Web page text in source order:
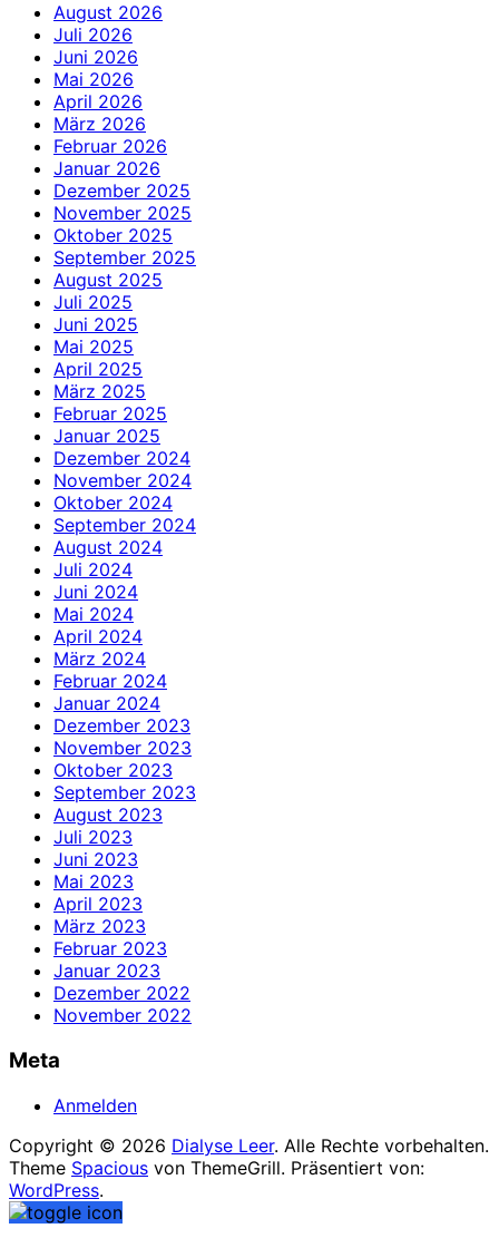
August 2026
Juli 2026
Juni 2026
Mai 2026
April 2026
März 2026
Februar 2026
Januar 2026
Dezember 2025
November 2025
Oktober 2025
September 2025
August 2025
Juli 2025
Juni 2025
Mai 2025
April 2025
März 2025
Februar 2025
Januar 2025
Dezember 2024
November 2024
Oktober 2024
September 2024
August 2024
Juli 2024
Juni 2024
Mai 2024
April 2024
März 2024
Februar 2024
Januar 2024
Dezember 2023
November 2023
Oktober 2023
September 2023
August 2023
Juli 2023
Juni 2023
Mai 2023
April 2023
März 2023
Februar 2023
Januar 2023
Dezember 2022
November 2022
Meta
Anmelden
Copyright © 2026 Dialyse Leer. Alle Rechte vorbehalten.
Theme Spacious von ThemeGrill. Präsentiert von:
WordPress.